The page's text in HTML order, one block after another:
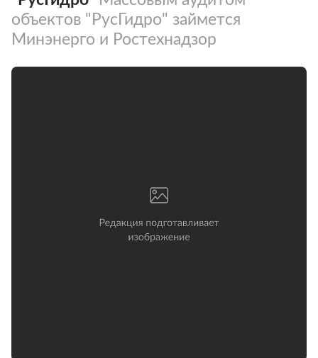
объектов "РусГидро" займется
Минэнерго и Ростехнадзор